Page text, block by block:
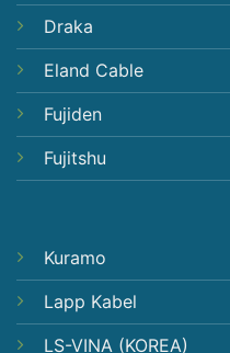
Draka
Eland Cable
Fujiden
Fujitshu
Kuramo
Lapp Kabel
LS-VINA (KOREA)